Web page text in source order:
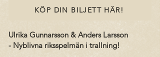
KÖP DIN BILJETT HÄR!
Ulrika Gunnarsson & Anders Larsson
- Nyblivna riksspelmän i trallning!